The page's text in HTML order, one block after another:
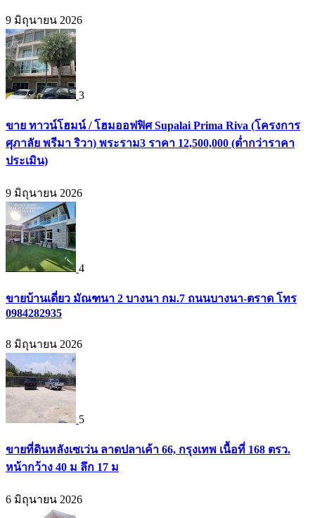
9 มิถุนายน 2026
3
ขาย ทาวน์โฮมน์ / โฮมออฟฟิศ Supalai Prima Riva (โครงการ
ศุภาลัย พรีมา ริวา) พระราม3 ราคา 12,500,000 (ต่ำกว่าราคา
ประเมิน)
9 มิถุนายน 2026
4
ขายบ้านเดี่ยว มัณฑนา 2 บางนา กม.7 ถนนบางนา-ตราด โทร
0984282935
8 มิถุนายน 2026
5
ขายที่ดินหลังเซเว่น ลาดปลาเค้า 66, กรุงเทพ เนื้อที่ 168 ตรว.
หน้ากว้าง 40 ม ลึก 17 ม
6 มิถุนายน 2026